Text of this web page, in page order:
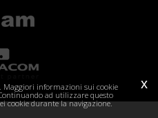
x
Maggiori informazioni sui cookie
ad utilizzare questo
cookie durante la navigazione.